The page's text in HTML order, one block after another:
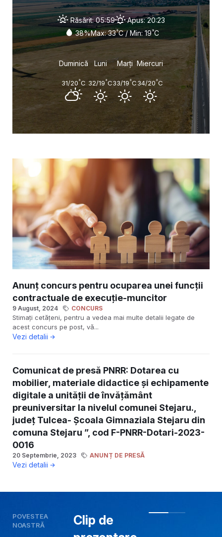
Răsărit: 05:59
Apus: 20:23
38%Max: 33°C / Min: 19°C
Duminică
31/20°C
Luni
32/19°C
Marți
33/19°C
Miercuri
34/20°C
Anunț concurs pentru ocuparea unei funcții
contractuale de execuție-muncitor
9 August, 2024 CONCURS
Stimați cetățeni, pentru a vedea mai multe detalii legate de
acest concurs pe post, vă...
Vezi detalii
Comunicat de presă PNRR: Dotarea cu
mobilier, materiale didactice și echipamente
digitale a unității de învățământ
preuniversitar la nivelul comunei Stejaru.,
județ Tulcea- Școala Gimnaziala Stejaru din
comuna Stejaru ”, cod F-PNRR-Dotari-2023-
0016
20 Septembrie, 2023 ANUNȚ DE PRESĂ
Vezi detalii
POVESTEA
NOASTRĂ
Clip de